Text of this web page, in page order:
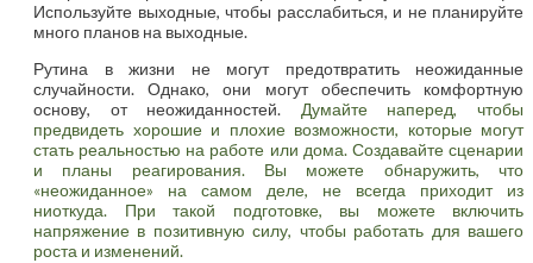
Используйте выходные, чтобы расслабиться, и не планируйте
много планов на выходные.
Рутина в жизни не могут предотвратить неожиданные
случайности. Однако, они могут обеспечить комфортную
основу, от неожиданностей. Думайте наперед, чтобы
предвидеть хорошие и плохие возможности, которые могут
стать реальностью на работе или дома. Создавайте сценарии
и планы реагирования. Вы можете обнаружить, что
«неожиданное» на самом деле, не всегда приходит из
ниоткуда. При такой подготовке, вы можете включить
напряжение в позитивную силу, чтобы работать для вашего
роста и изменений.